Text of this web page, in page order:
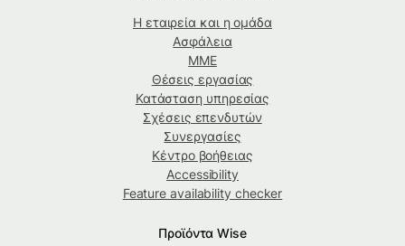
Η εταιρεία και η ομάδα
Ασφάλεια
ΜΜΕ
Θέσεις εργασίας
Κατάσταση υπηρεσίας
Σχέσεις επενδυτών
Συνεργασίες
Κέντρο βοήθειας
Accessibility
Feature availability checker
Προϊόντα Wise